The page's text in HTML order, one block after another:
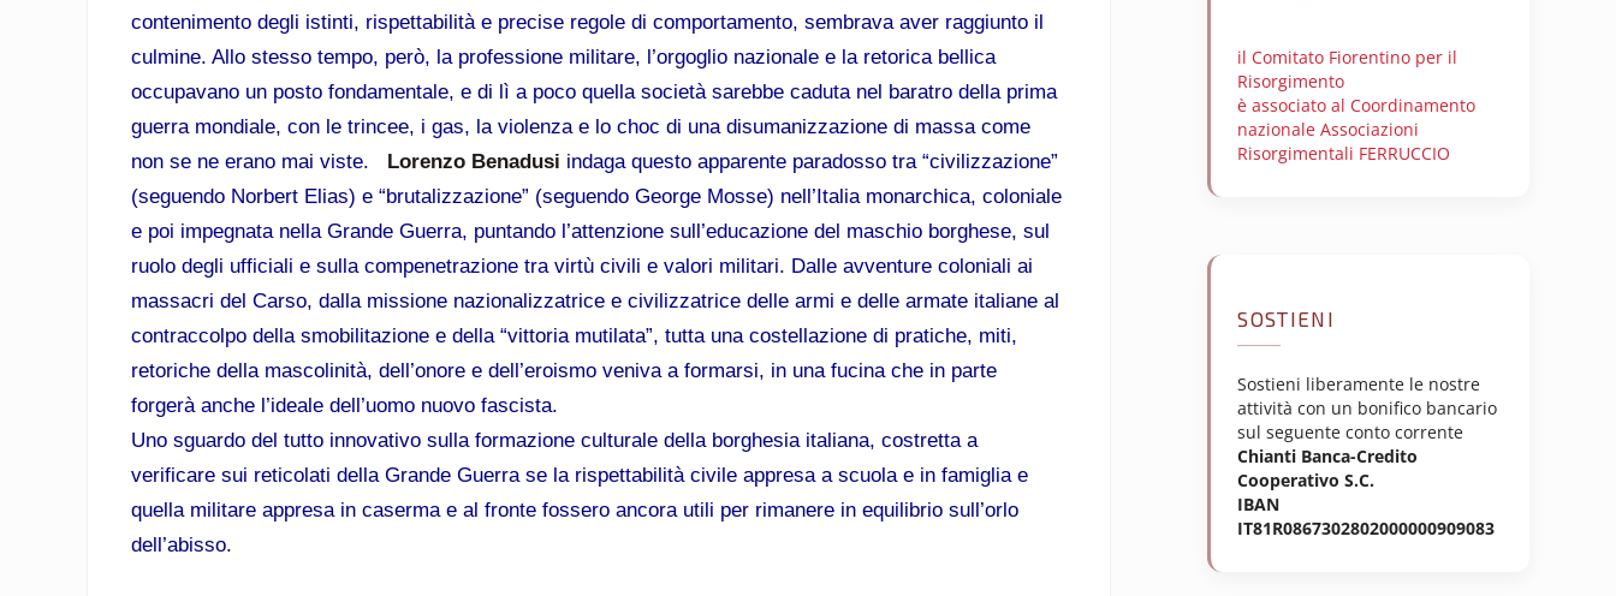
contenimento degli istinti, rispettabilità e precise regole di comportamento, sembrava aver raggiunto il
culmine. Allo stesso tempo, però, la professione militare, l’orgoglio nazionale e la retorica bellica
occupavano un posto fondamentale, e di lì a poco quella società sarebbe caduta nel baratro della prima
guerra mondiale, con le trincee, i gas, la violenza e lo choc di una disumanizzazione di massa come
non se ne erano mai viste. Lorenzo Benadusi indaga questo apparente paradosso tra “civilizzazione”
(seguendo Norbert Elias) e “brutalizzazione” (seguendo George Mosse) nell’Italia monarchica, coloniale
e poi impegnata nella Grande Guerra, puntando l’attenzione sull’educazione del maschio borghese, sul
ruolo degli ufficiali e sulla compenetrazione tra virtù civili e valori militari. Dalle avventure coloniali ai
massacri del Carso, dalla missione nazionalizzatrice e civilizzatrice delle armi e delle armate italiane al
contraccolpo della smobilitazione e della “vittoria mutilata”, tutta una costellazione di pratiche, miti,
retoriche della mascolinità, dell’onore e dell’eroismo veniva a formarsi, in una fucina che in parte
forgerà anche l’ideale dell’uomo nuovo fascista.
Uno sguardo del tutto innovativo sulla formazione culturale della borghesia italiana, costretta a
verificare sui reticolati della Grande Guerra se la rispettabilità civile appresa a scuola e in famiglia e
quella militare appresa in caserma e al fronte fossero ancora utili per rimanere in equilibrio sull’orlo
dell’abisso.
il Comitato Fiorentino per il
Risorgimento
è associato al Coordinamento
nazionale Associazioni
Risorgimentali FERRUCCIO
SOSTIENI
Sostieni liberamente le nostre
attività con un bonifico bancario
sul seguente conto corrente
Chianti Banca-Credito
Cooperativo S.C.
IBAN
IT81R0867302802000000909083